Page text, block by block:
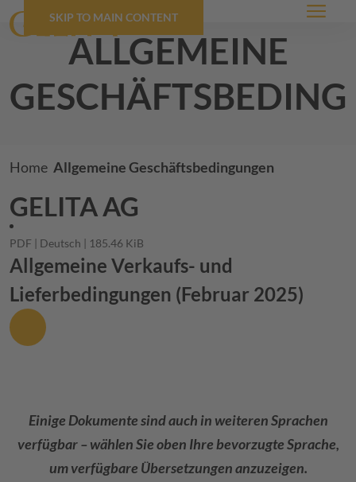
SKIP TO MAIN CONTENT Menü
allgemeine
Breadcrumb
Home Allgemeine Geschäftsbedingungen
GELITAAG
PDF Deutsch 185.46 KiB
Allgemeine Verkaufs- und
Lieferbedingungen (Februar 2025)
Einige Dokumente sind auch in weiteren Sprachen
verfügbar – wählen Sie oben Ihre bevorzugte Sprache,
um verfügbare Übersetzungen anzuzeigen.